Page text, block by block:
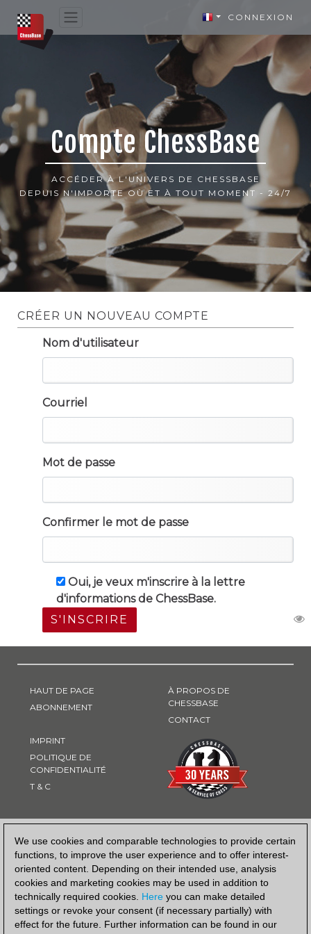
We use cookies and comparable technologies to provide certain
functions, to improve the user experience and to offer interest-
oriented content. Depending on their intended use, analysis
cookies and marketing cookies may be used in addition to
technically required cookies. Here you can make detailed
settings or revoke your consent (if necessary partially) with
effect for the future. Further information can be found in our
CONNEXION
Compte ChessBase
ACCÉDER À L'UNIVERS DE CHESSBASE
DEPUIS N'IMPORTE OÙ ET À TOUT MOMENT - 24/7
CRÉER UN NOUVEAU COMPTE
Nom d'utilisateur
Courriel
Mot de passe
Confirmer le mot de passe
Oui, je veux m'inscrire à la lettre
d'informations de ChessBase.
S'INSCRIRE
HAUT DE PAGE
ABONNEMENT
IMPRINT
POLITIQUE DE
CONFIDENTIALITÉ
T & C
À PROPOS DE
CHESSBASE
CONTACT
MOYEN DE PAIEMENT